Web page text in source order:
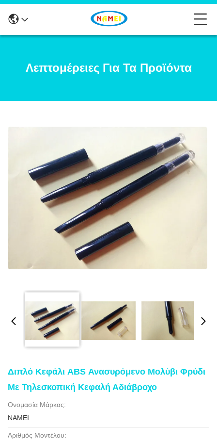
Λεπτομέρειες Για Τα Προϊόντα
Διπλό Κεφάλι ABS Ανασυρόμενο Μολύβι Φρύδι
Με Τηλεσκοπική Κεφαλή Αδιάβροχο
Ονομασία Μάρκας:
NAMEI
Αριθμός Μοντέλου: